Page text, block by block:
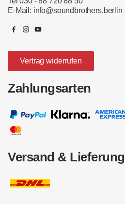
E-Mail: info@soundbrothers.berlin
Vertrag widerrufen
Zahlungsarten
Versand & Lieferung